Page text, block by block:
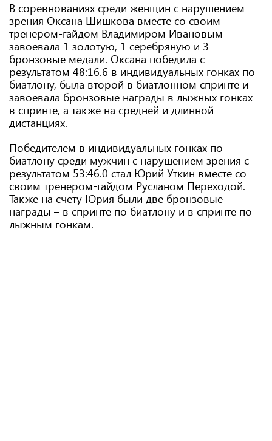
В соревнованиях среди женщин с нарушением
зрения Оксана Шишкова вместе со своим
тренером-гайдом Владимиром Ивановым
завоевала 1 золотую, 1 серебряную и 3
бронзовые медали. Оксана победила с
результатом 48:16.6 в индивидуальных гонках по
биатлону, была второй в биатлонном спринте и
завоевала бронзовые награды в лыжных гонках –
в спринте, а также на средней и длинной
дистанциях.
Победителем в индивидуальных гонках по
биатлону среди мужчин с нарушением зрения с
результатом 53:46.0 стал Юрий Уткин вместе со
своим тренером-гайдом Русланом Переходой.
Также на счету Юрия были две бронзовые
награды – в спринте по биатлону и в спринте по
лыжным гонкам.